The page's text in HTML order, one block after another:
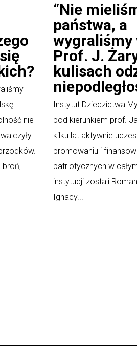
nie
“Nie
państwa, a
wygraliśmy
Prof. J.
kulisach
Instytut Dziedzictwa
pod kierunkiem prof.
kilku lat aktywnie
promowaniu i
patriotycznych w
instytucji zostali
Ignacy...